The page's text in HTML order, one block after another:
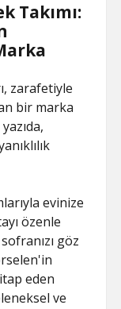
Takımı:
zarafetiyle
bir marka
evinize
özenle
göz
eden
ve